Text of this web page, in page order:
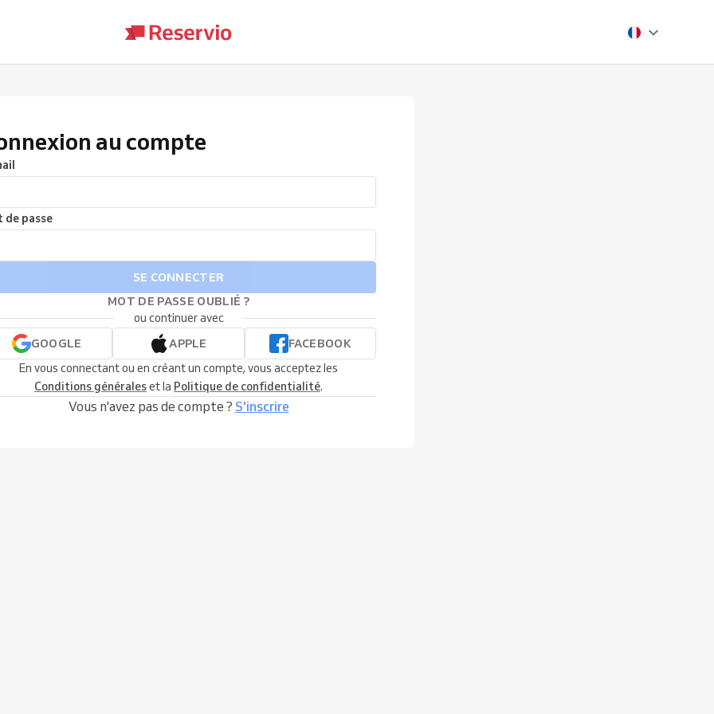
au compte
de passe
SE CONNECTER
MOT DE PASSE OUBLIÉ ?
ou continuer avec
GOOGLE
APPLE
FACEBOOK
En vous connectant ou en créant un compte, vous acceptez les
Conditions généraleset la Politique de confidentialité.
Vous n'avez pas de compte ? S'inscrire